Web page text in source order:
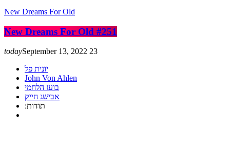
New Dreams For Old
New Dreams For Old #251
todaySeptember 13, 2022 23
יונית פל
John Von Ahlen
בועז הלחמי
אבישג חייק
:תודות